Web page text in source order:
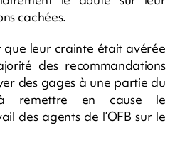
cachées.
que leur crainte était avérée
des recommandations
des gages à une partie du
remettre en cause le
des agents de l’OFB sur le